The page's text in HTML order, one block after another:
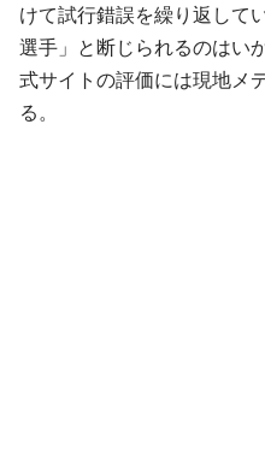
けて試行錯誤を繰り返して
選手」と断じられるのはい
式サイトの評価には現地メ
る。